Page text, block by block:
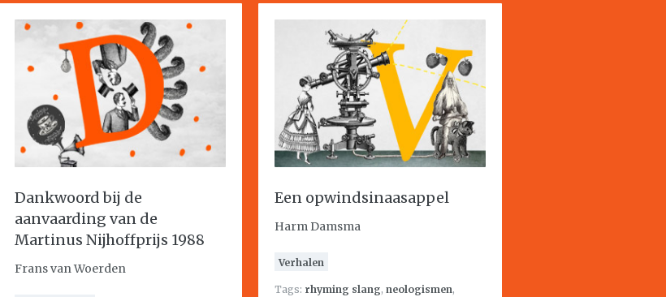
Dankwoord bij de
aanvaarding van de
Martinus Nijhoffprijs 1988
Frans van Woerden
Een opwindsinaasappel
Harm Damsma
Verhalen
Tags: rhyming slang, neologismen,